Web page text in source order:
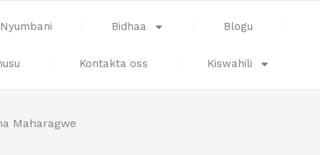
Nyumbani Bidhaa Blogu
Kontakta oss Kiswahili
Maharagwe